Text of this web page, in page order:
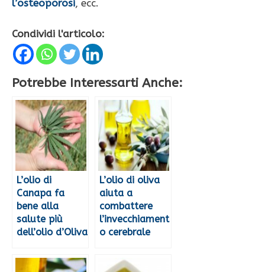
l’osteoporosi, ecc.
Condividi l'articolo:
Potrebbe Interessarti Anche:
L’olio di
Canapa fa
bene alla
salute più
dell’olio d’Oliva
L’olio di oliva
aiuta a
combattere
l’invecchiament
o cerebrale